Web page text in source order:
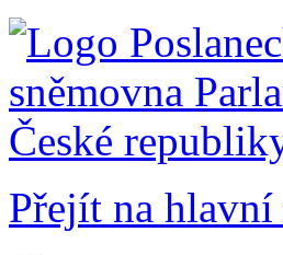
Přejít na